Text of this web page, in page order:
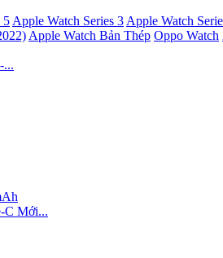
5 Apple Watch Series 3 Apple Watch
Apple Watch Bản Thép Oppo Watch
...
C Mới...